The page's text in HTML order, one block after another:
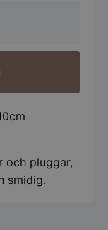
och pluggar,
smidig.